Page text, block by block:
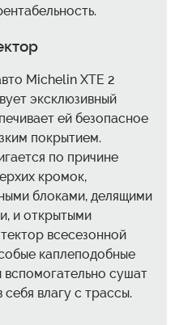
Michelin XTE 2
эксклюзивный
ей безопасное
покрытием.
по причине
кромок,
блоками, делящими
и открытыми
всесезонной
каплеподобные
вспомогательно сушат
себя влагу с трассы.